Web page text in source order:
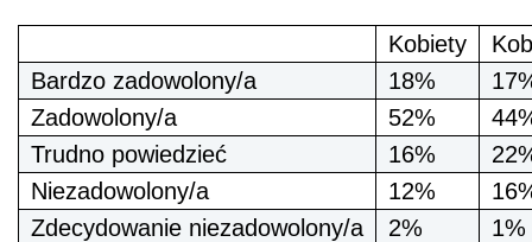
Kobiety
Bardzo zadowolony/a
18%
Zadowolony/a
52%
Trudno powiedzieć
16%
Niezadowolony/a
12%
Zdecydowanie niezadowolony/a
2% 1%